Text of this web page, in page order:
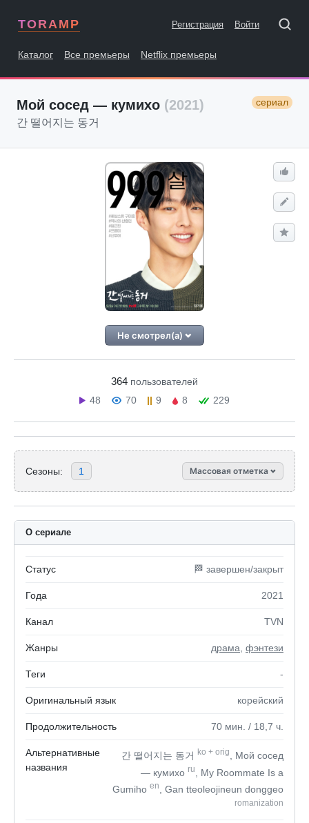
TORAMP Регистрация Войти
Каталог Все премьеры Netflix премьеры
Мой сосед — кумихо (2021) сериал
간 떨어지는 동거
Не смотрел(а)
364 пользователей
48
70 9 8 229
Сезоны: 1 Массовая отметка
О сериале
Статус 🏁 завершен/закрыт
Года 2021
Канал TVN
Жанры драма фэнтези
Теги -
Оригинальный язык корейский
Продолжительность 70 мин. / 18,7 ч.
Альтернативные
названия
간 떨어지는 동거 ko + orig
, Мой сосед
— кумихо ru
, My Roommate Is a
Gumiho en , Gan tteoleojineun donggeo
romanization